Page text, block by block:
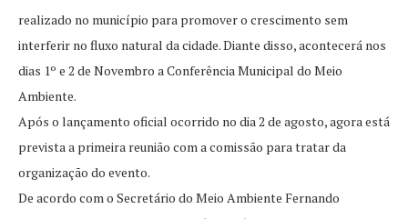
realizado no município para promover o crescimento sem
interferir no fluxo natural da cidade. Diante disso, acontecerá nos
dias 1º e 2 de Novembro a Conferência Municipal do Meio
Ambiente.
Após o lançamento oficial ocorrido no dia 2 de agosto, agora está
prevista a primeira reunião com a comissão para tratar da
organização do evento.
De acordo com o Secretário do Meio Ambiente Fernando